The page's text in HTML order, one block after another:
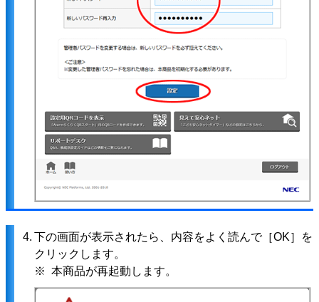
4. 下の画面が表示されたら、内容をよく読んで［OK］を
クリックします。
※ 本商品が再起動します。